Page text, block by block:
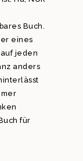
Buch.
eines
jeden
anders
für